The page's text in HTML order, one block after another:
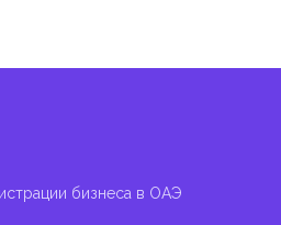
бизнеса в ОАЭ